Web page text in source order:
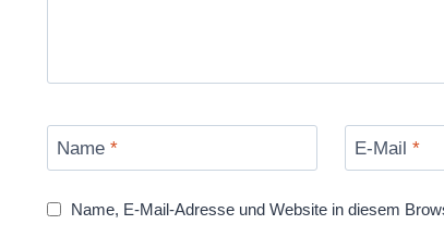
Name * E-Mail *
Name, E-Mail-Adresse und Website in diesem